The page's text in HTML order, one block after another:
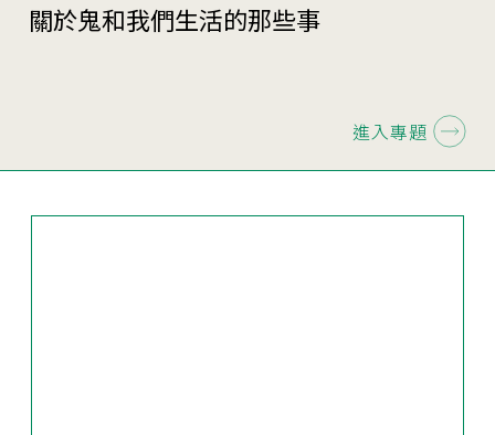
關於鬼和我們生活的那些事
進入專題